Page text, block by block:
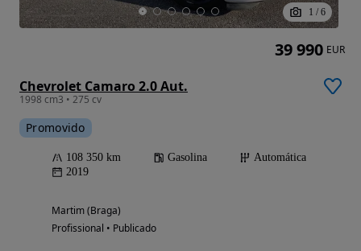
1 / 6
Chevrolet Camaro 2.0 Aut.
1998 cm3 • 275 cv
Promovido
108 350 km Gasolina
Automática
2019
Martim (Braga)
Profissional • Publicado
39 990 EUR